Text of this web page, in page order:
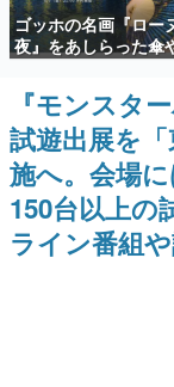
新
これ
の姿
ゲ
ゲー
日本
画で
日
日本
ルを
解説
ゴッホの名画『ロー
夜』をあしらった傘
ッグなどが登場。8
り2日間限定で予約販
『モンスタ
試遊出展を
施へ。会場
150台以上の
ライン番組